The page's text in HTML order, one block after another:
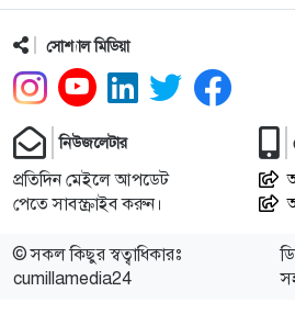
সোশ্যাল মিডিয়া
নিউজলেটার
প্রতিদিন মেইলে আপডেট
পেতে সাবস্ক্রাইব করুন।
© সকল কিছুর স্বত্বাধিকারঃ
cumillamedia24